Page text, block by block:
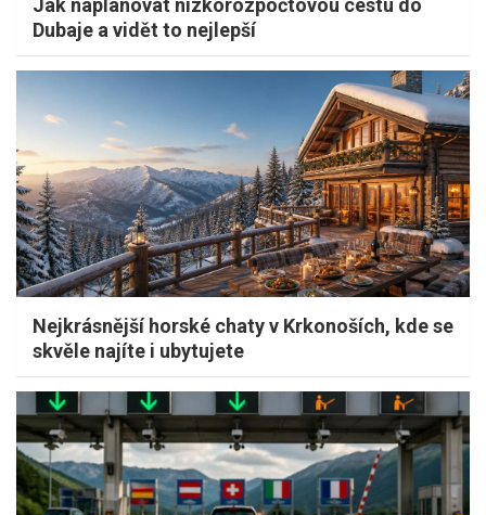
Jak naplánovat nízkorozpočtovou cestu do
Dubaje a vidět to nejlepší
Nejkrásnější horské chaty v Krkonoších, kde se
skvěle najíte i ubytujete